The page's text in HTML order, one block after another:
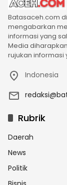
Batasaceh.com
mengabarkan
informasi yang
Media
rujukan informasi
Indonesia
Rubrik
Daerah
News
Politik